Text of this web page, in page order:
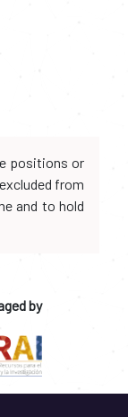
positions or
from
and to hold
by